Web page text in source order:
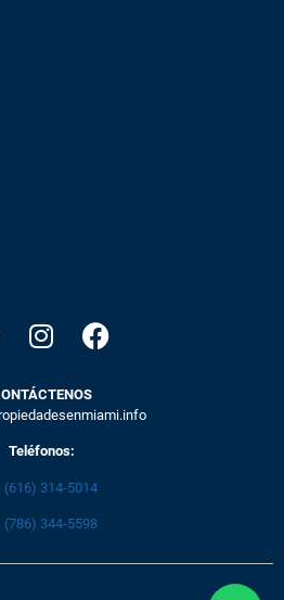
Teléfonos:
(616) 314-5014
(786) 344-5598